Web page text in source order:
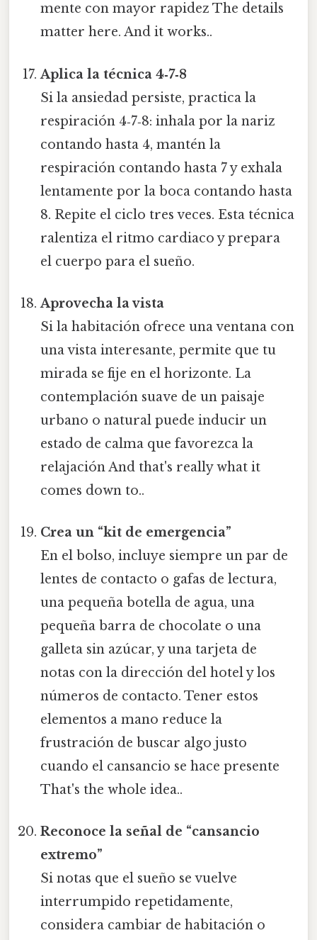
mente con mayor rapidez The details
matter here. And it works..
Aplica la técnica 4‑7‑8
Si la ansiedad persiste, practica la
respiración 4‑7‑8: inhala por la nariz
contando hasta 4, mantén la
respiración contando hasta 7 y exhala
lentamente por la boca contando hasta
8. Repite el ciclo tres veces. Esta técnica
ralentiza el ritmo cardiaco y prepara
el cuerpo para el sueño.
Aprovecha la vista
Si la habitación ofrece una ventana con
una vista interesante, permite que tu
mirada se fije en el horizonte. La
contemplación suave de un paisaje
urbano o natural puede inducir un
estado de calma que favorezca la
relajación And that's really what it
comes down to..
Crea un “kit de emergencia”
En el bolso, incluye siempre un par de
lentes de contacto o gafas de lectura,
una pequeña botella de agua, una
pequeña barra de chocolate o una
galleta sin azúcar, y una tarjeta de
notas con la dirección del hotel y los
números de contacto. Tener estos
elementos a mano reduce la
frustración de buscar algo justo
cuando el cansancio se hace presente
That's the whole idea..
Reconoce la señal de “cansancio
extremo”
Si notas que el sueño se vuelve
interrumpido repetidamente,
considera cambiar de habitación o